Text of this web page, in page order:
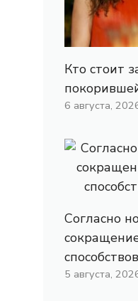
Кто стоит
6 августа,
Согласно
5 августа,